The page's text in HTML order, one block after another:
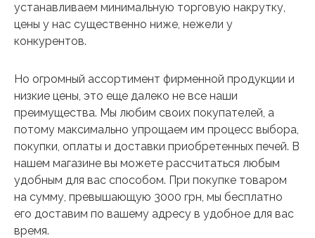
устанавливаем минимальную торговую накрутку,
цены у нас существенно ниже, нежели у
конкурентов.
Но огромный ассортимент фирменной продукции и
низкие цены, это еще далеко не все наши
преимущества. Мы любим своих покупателей, а
потому максимально упрощаем им процесс выбора,
покупки, оплаты и доставки приобретенных печей. В
нашем магазине вы можете рассчитаться любым
удобным для вас способом. При покупке товаром
на сумму, превышающую 3000 грн, мы бесплатно
его доставим по вашему адресу в удобное для вас
время.